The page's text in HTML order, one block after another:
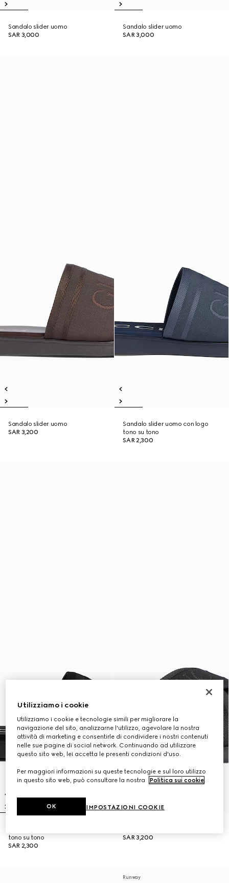
Sandalo slider uomo
SAR 3,000
Sandalo slider uomo
SAR 3,000
Sandalo slider uomo
SAR 3,200
Sandalo slider uomo con logo
tono su tono
SAR 2,300
tono su tono
SAR 2,300
SAR 3,200
Runway
Utilizziamo i cookie
Utilizziamo i cookie e tecnologie simili per migliorare la
navigazione del sito, analizzarne l'utilizzo, agevolare la nostra
attività di marketing e consentirle di condividere i nostri contenuti
nelle sue pagine di social network. Continuando ad utilizzare
questo sito web, lei accetta le presenti condizioni d'uso.
Per maggiori informazioni su queste tecnologie e sul loro utilizzo
in questo sito web, può consultare la nostra
Politica sui cookie.
IMPOSTAZIONI COOKIE
OK